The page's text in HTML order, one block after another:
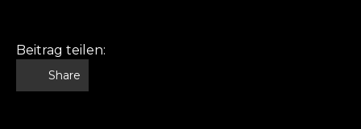
Beitrag teilen:
Share